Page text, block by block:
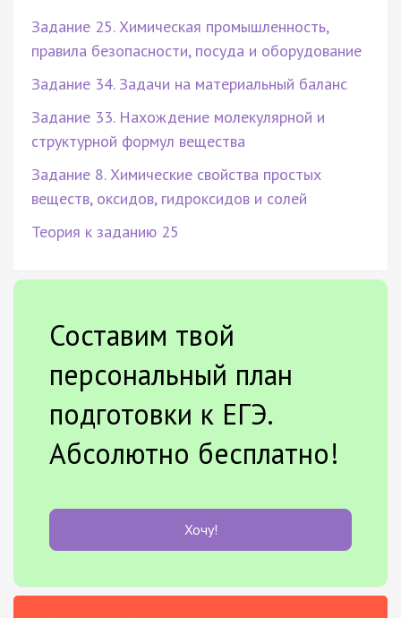
Задание 25. Химическая промышленность,
правила безопасности, посуда и оборудование
Задание 34. Задачи на материальный баланс
Задание 33. Нахождение молекулярной и
структурной формул вещества
Задание 8. Химические свойства простых
веществ, оксидов, гидроксидов и солей
Теория к заданию 25
Составим твой
персональный план
подготовки к ЕГЭ.
Абсолютно бесплатно!
Хочу!